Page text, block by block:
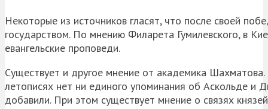
Некоторые из источников гласят, что после своей
государством. По мнению Филарета Гумилевского, в
евангельские проповеди.
Существует и другое мнение от академика
летописях нет ни единого упоминания об Аскольде
добавили. При этом существует мнение о связях